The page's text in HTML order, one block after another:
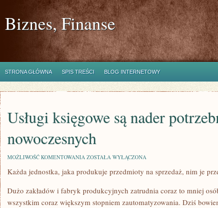
Biznes, Finanse
STRONA GŁÓWNA SPIS TREŚCI BLOG INTERNETOWY
Usługi księgowe są nader
nowoczesnych
MOŻLIWOŚĆ KOMENTOWANIA USŁUGI
SĄ
NADER
W
NOWOCZESNYCH
ZOSTAŁA WYŁĄCZONA
Każda jednostka, jaka produkuje przedmioty na sprzedaż, nim je
Dużo zakładów i fabryk produkcyjnych zatrudnia coraz to mniej
wszystkim coraz większym stopniem zautomatyzowania. Dziś